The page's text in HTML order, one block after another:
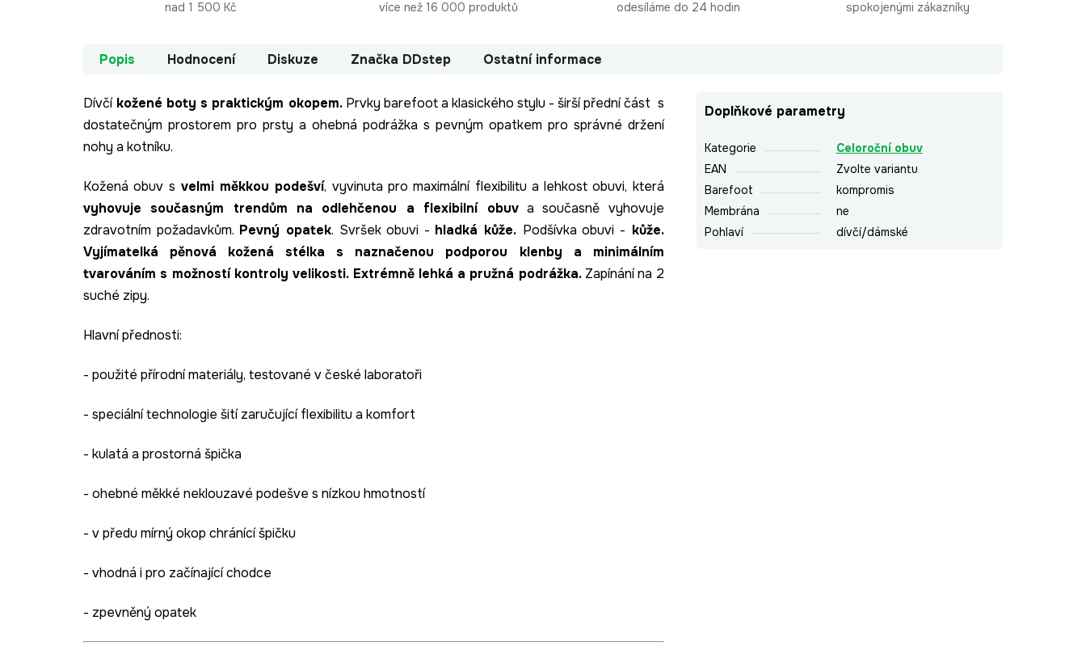
nad 1 500 Kč více než 16 000 produktů odesíláme do 24 hodin spokojenými zákazníky
Popis Hodnocení Diskuze Značka DDstep Ostatní informace
Dívčíkožené boty s praktickým okopem. Prvky barefoot a klasického stylu - širší přední část s
dostatečným prostorem pro prsty a ohebná podrážka s pevným opatkem pro správné držení
nohy a kotníku.
Kožená obuv s velmi měkkou podešví, vyvinuta pro maximální flexibilitu a lehkost obuvi, která
vyhovuje současným trendům na odlehčenou a flexibilní obuva současně vyhovuje
zdravotním požadavkům. Pevný opatek. Svršek obuvi - hladká kůže. Podšívka obuvi - kůže.
Vyjímatelká pěnová kožená stélka s naznačenou podporou klenby a minimálním
tvarováním s možností kontroly velikosti. Extrémně lehká a pružná podrážka. Zapínání na 2
suché zipy.
Hlavní přednosti:
- použité přírodní materiály, testované v české laboratoři
- speciální technologie šití zaručující flexibilitu a komfort
- kulatá a prostorná špička
- ohebné měkké neklouzavé podešve s nízkou hmotností
- v předu mírný okop chránící špičku
- vhodná i pro začínající chodce
- zpevněný opatek
Doplňkové parametry
Kategorie
Celoroční obuv
EAN
Zvolte variantu
Barefoot
kompromis
Membrána
ne
Pohlaví
dívčí/dámské